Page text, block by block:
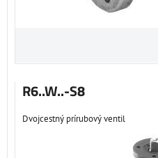
R6..W..-S8
Dvojcestný prírubový ventil